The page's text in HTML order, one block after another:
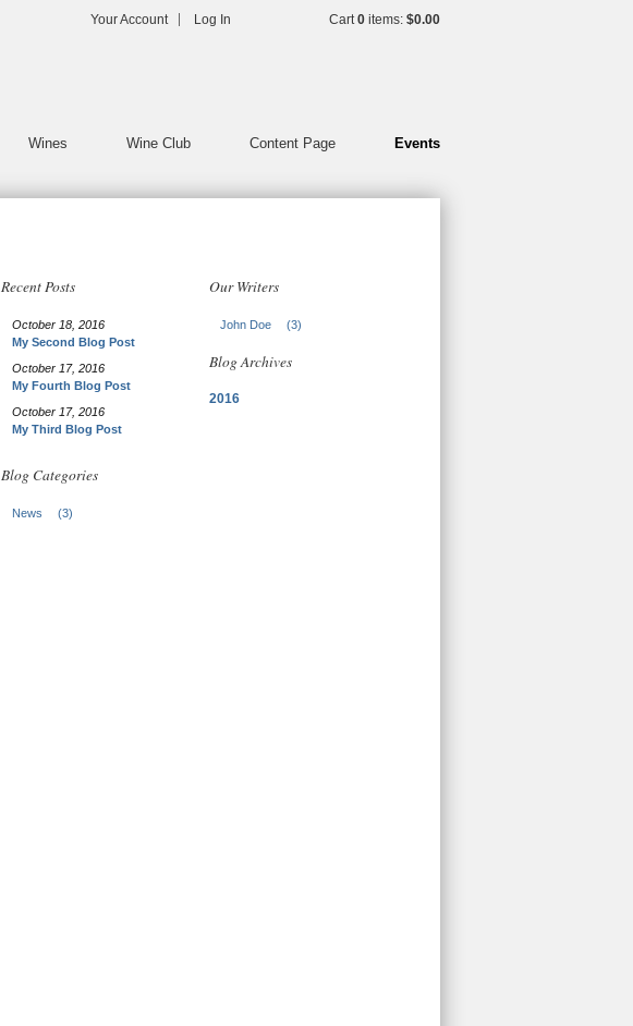
Cart0 items: $0.00
Your Account Log In
Wines Wine Club Content Page Events
Recent Posts
October 18, 2016
My Second Blog Post
October 17, 2016
My Fourth Blog Post
October 17, 2016
My Third Blog Post
Blog Categories
News (3)
Our Writers
John Doe (3)
Blog Archives
2016